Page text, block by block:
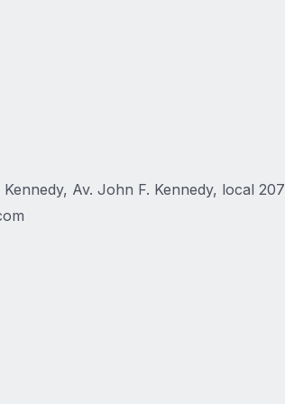
Av. John F. Kennedy, local 207